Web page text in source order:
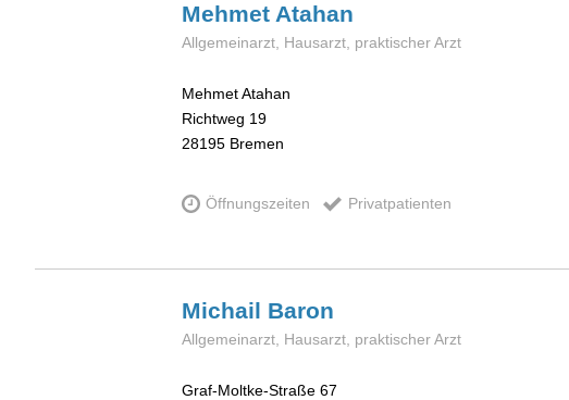
Mehmet Atahan
Allgemeinarzt, Hausarzt, praktischer Arzt
Mehmet Atahan
Richtweg 19
28195 Bremen
Öffnungszeiten Privatpatienten
Michail Baron
Allgemeinarzt, Hausarzt, praktischer Arzt
Graf-Moltke-Straße 67